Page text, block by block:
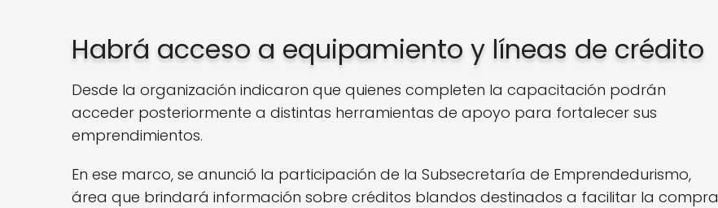
Habrá acceso a equipamiento y líneas de crédito
Desde la organización indicaron que quienes completen la capacitación podrán
acceder posteriormente a distintas herramientas de apoyo para fortalecer sus
emprendimientos.
En ese marco, se anunció la participación de la Subsecretaría de Emprendedurismo,
área que brindará información sobre créditos blandos destinados a facilitar la compra